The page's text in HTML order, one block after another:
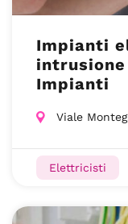
Impianti
Impianti
Viale
Elettricisti